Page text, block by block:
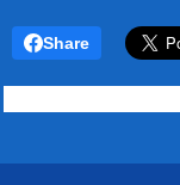
Share